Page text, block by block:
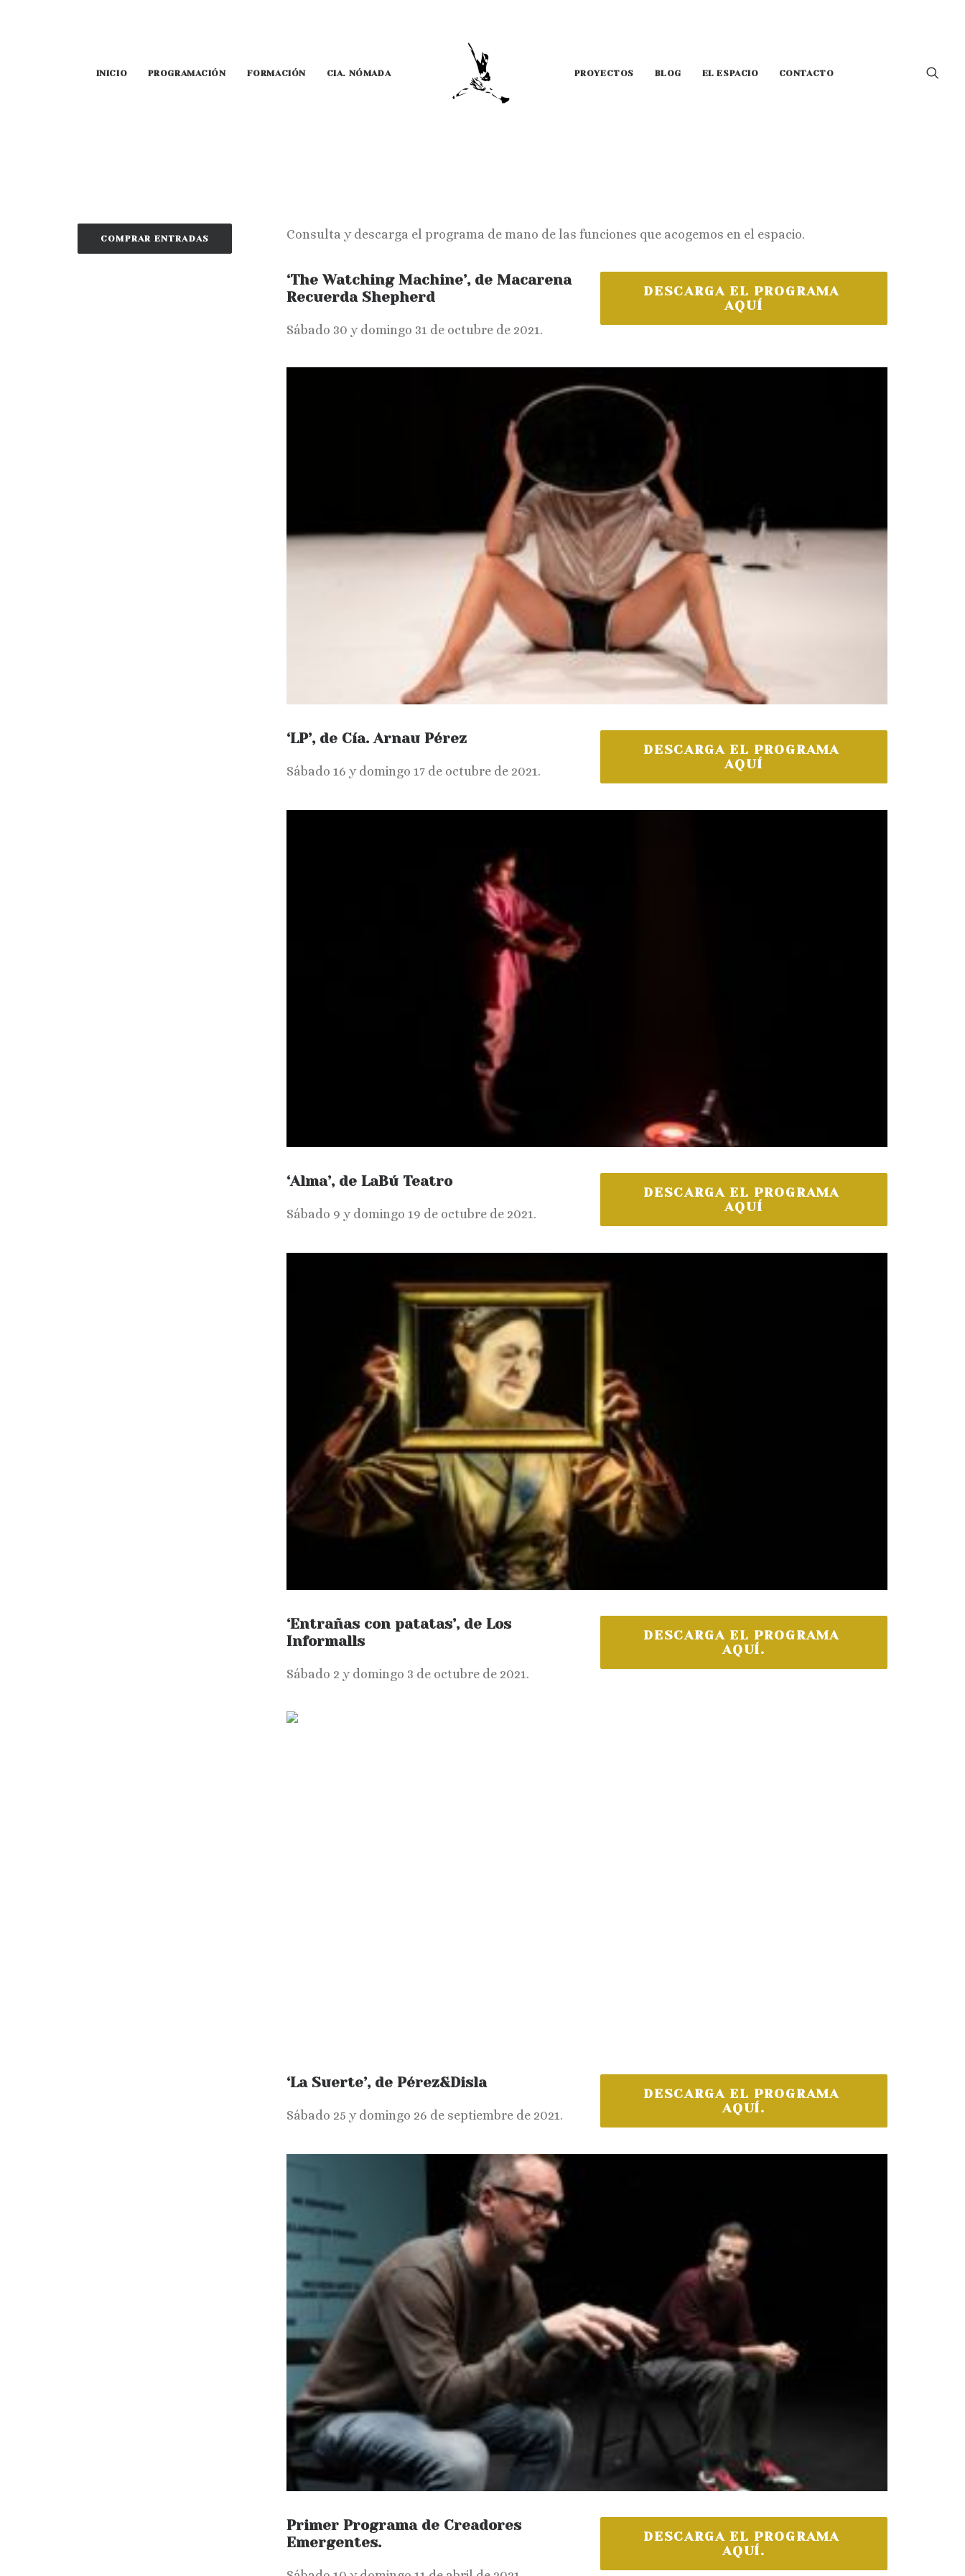
INICIO PROGRAMACIÓN FORMACIÓN CIA. NÓMADA PROYECTOS BLOG EL ESPACIO CONTACTO
COMPRAR ENTRADAS Consulta y descarga el programa de mano de las funciones que acogemos en el espacio.
‘The Watching Machine’, de Macarena
Recuerda Shepherd
Sábado 30 y domingo 31 de octubre de 2021.
DESCARGA EL PROGRAMA
AQUÍ
‘LP’, de Cía. Arnau Pérez
Sábado 16 y domingo 17 de octubre de 2021.
DESCARGA EL PROGRAMA
AQUÍ
‘Alma’, de LaBú Teatro
Sábado 9 y domingo 19 de octubre de 2021.
DESCARGA EL PROGRAMA
AQUÍ
‘Entrañas con patatas’, de Los
Informalls
Sábado 2 y domingo 3 de octubre de 2021.
DESCARGA EL PROGRAMA
AQUÍ.
‘La Suerte’, de Pérez&Disla
Sábado 25 y domingo 26 de septiembre de 2021.
DESCARGA EL PROGRAMA
AQUÍ.
Primer Programa de Creadores
Emergentes.
DESCARGA EL PROGRAMA
AQUÍ.